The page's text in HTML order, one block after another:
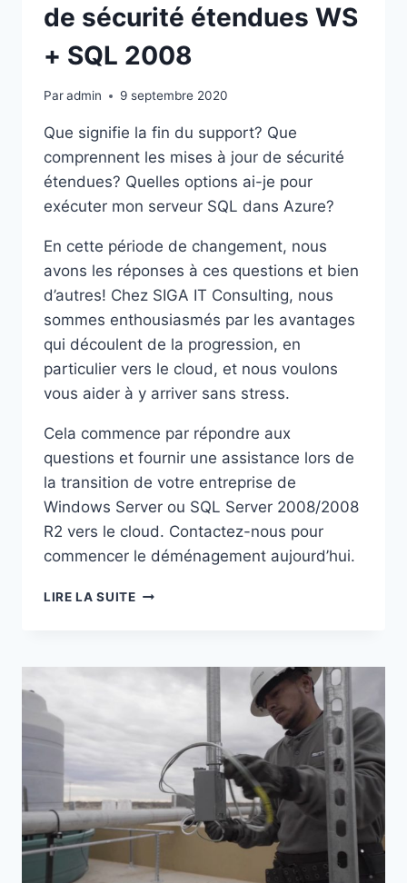
de sécurité étendues WS
+ SQL 2008
Paradmin 9 septembre 2020
Que signifie la fin du support? Que
comprennent les mises à jour de sécurité
étendues? Quelles options ai-je pour
exécuter mon serveur SQL dans Azure?
En cette période de changement, nous
avons les réponses à ces questions et bien
d’autres! Chez SIGA IT Consulting, nous
sommes enthousiasmés par les avantages
qui découlent de la progression, en
particulier vers le cloud, et nous voulons
vous aider à y arriver sans stress.
Cela commence par répondre aux
questions et fournir une assistance lors de
la transition de votre entreprise de
Windows Server ou SQL Server 2008/2008
R2 vers le cloud. Contactez-nous pour
commencer le déménagement aujourd’hui.
LIRE LA SUITEFAQ
À
ÉTENDUES
SQL
2008